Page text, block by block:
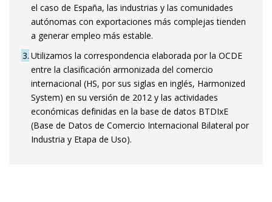
el caso de España, las industrias y las comunidades
autónomas con exportaciones más complejas tienden
a generar empleo más estable.
3 Utilizamos la correspondencia elaborada por la OCDE
entre la clasificación armonizada del comercio
internacional (HS, por sus siglas en inglés, Harmonized
System) en su versión de 2012 y las actividades
económicas definidas en la base de datos BTDIxE
(Base de Datos de Comercio Internacional Bilateral por
Industria y Etapa de Uso).